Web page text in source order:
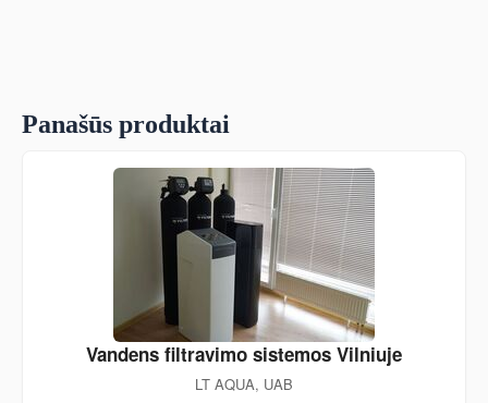
Panašūs produktai
Vandens filtravimo sistemos Vilniuje
LT AQUA, UAB